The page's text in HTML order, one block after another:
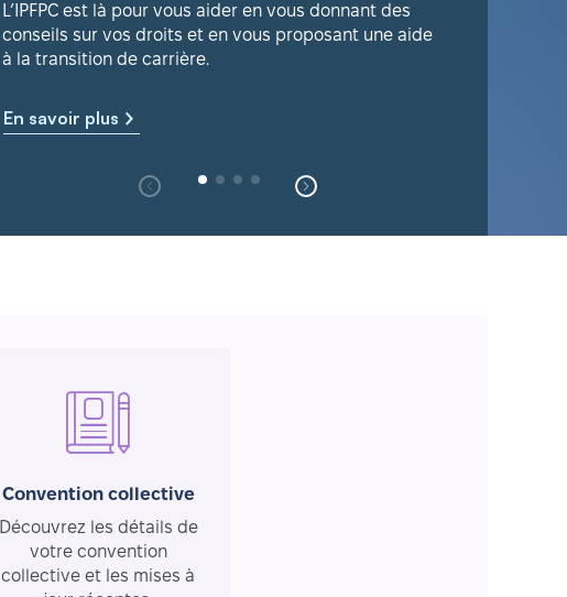
L’IPFPC est là pour vous aider en vous donnant des
conseils sur vos droits et en vous proposant une aide
à la transition de carrière.
En savoir plus
Convention collective
Découvrez les détails de
votre convention
collective et les mises à